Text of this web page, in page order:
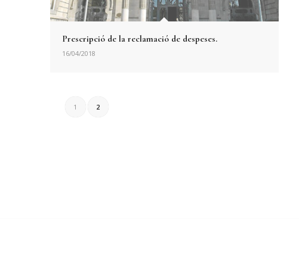
Prescripció de la reclamació de despeses.
16/04/2018
1 2